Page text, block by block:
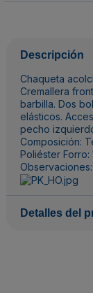
Descripción
Chaqueta
Cremallera
barbilla. Dos
elásticos.
pecho
Composición:
Poliéster
Detalles del